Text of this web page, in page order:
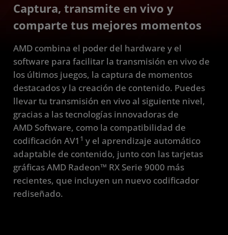
Comparación
Ecosistema
Preguntas frecuentes
Requisitos
Descargar
Captura, transmite en vivo y
comparte tus mejores momentos
AMD combina el poder del hardware y el
software para facilitar la transmisión en vivo de
los últimos juegos, la captura de momentos
destacados y la creación de contenido. Puedes
llevar tu transmisión en vivo al siguiente nivel,
gracias a las tecnologías innovadoras de
AMD Software, como la compatibilidad de
codificación AV1 1 y el aprendizaje automático
adaptable de contenido, junto con las tarjetas
gráficas AMD Radeon™ RX Serie 9000 más
recientes, que incluyen un nuevo codificador
rediseñado.